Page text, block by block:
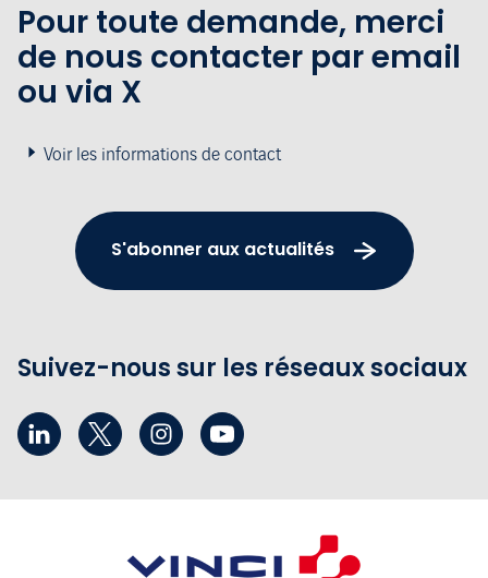
Pour toute demande, merci
de nous contacter par email
ou via X
Voir les informations de contact
S'abonner aux actualités
Suivez-nous sur les réseaux sociaux